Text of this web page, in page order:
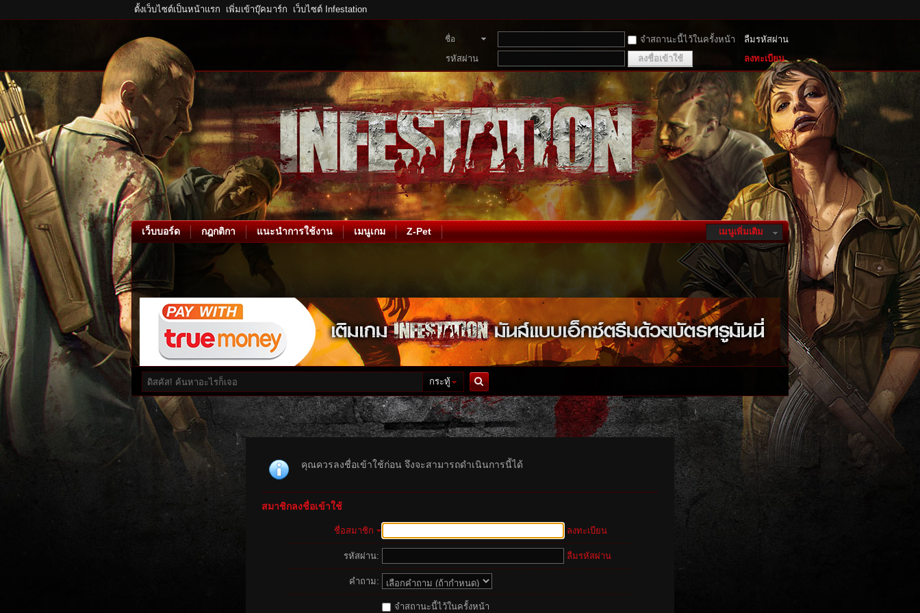
ตั้งเว็บไซต์เป็นหน้าแรก เพิ่มเข้าบุ๊คมาร์ก เว็บไซต์ Infestation
ชื่อ
สมาชิก
จำสถานะนี้ไว้ในครั้งหน้า
ลืมรหัสผ่าน
รหัสผ่าน
ลงชื่อเข้าใช้ ลงทะเบียน
เมนูเพิ่มเติม
เว็บบอร์ด กฎกติกา แนะนำการใช้งาน เมนูเกม Z-Pet
กระทู้
ค้นหา
คุณควรลงชื่อเข้าใช้ก่อน จึงจะสามารถดำเนินการนี้ได้
สมาชิกลงชื่อเข้าใช้
ชื่อสมาชิก ลงทะเบียน
รหัสผ่าน: ลืมรหัสผ่าน
คำถาม:
จำสถานะนี้ไว้ในครั้งหน้า